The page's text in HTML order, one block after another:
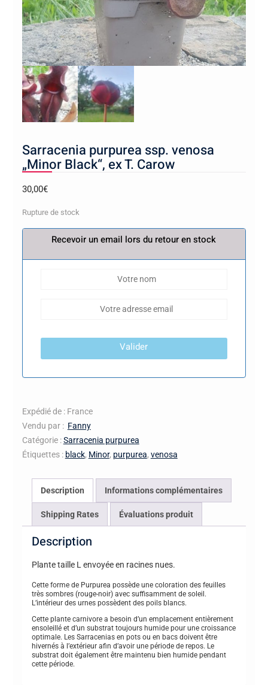
Sarracenia purpurea ssp. venosa
„Minor Black“, ex T. Carow
30,00€
Rupture de stock
Recevoir un email lors du retour en stock
Valider
Expédié de : France
Vendu par : Fanny
Catégorie :Sarracenia purpurea
Étiquettes : black, Minor, purpurea, venosa
Description Informations complémentaires
Shipping Rates Évaluations produit
Description
Plante taille L envoyée en racines nues.
Cette forme de Purpurea possède une coloration des feuilles
très sombres (rouge-noir) avec suffisamment de soleil.
L’intérieur des urnes possèdent des poils blancs.
Cette plante carnivore a besoin d’un emplacement entièrement
ensoleillé et d’un substrat toujours humide pour une croissance
optimale. Les Sarracenias en pots ou en bacs doivent être
hivernés à l’extérieur afin d’avoir une période de repos. Le
substrat doit également être maintenu bien humide pendant
cette période.